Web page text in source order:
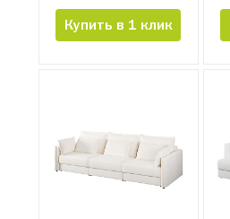
Купить в 1 клик